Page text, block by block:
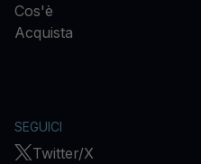
Cos'è
Acquista
SEGUICI
Twitter/X